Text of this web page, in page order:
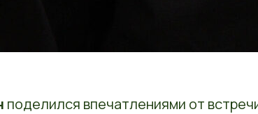
поделился впечатлениями от